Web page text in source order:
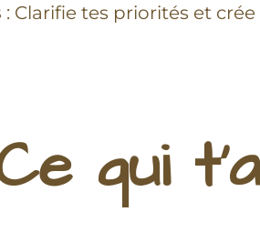
: Clarifie tes priorités et
qui